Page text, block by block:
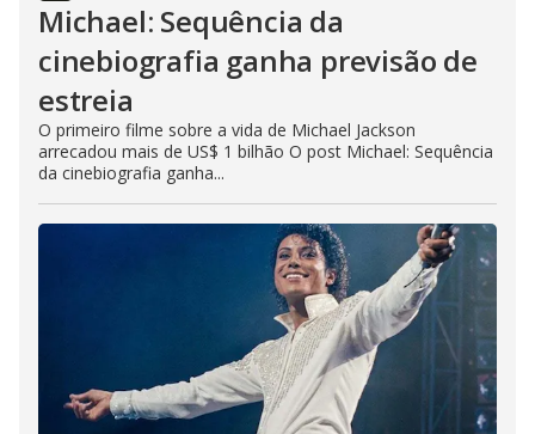
Michael: Sequência da
cinebiografia ganha previsão de
estreia
O primeiro filme sobre a vida de Michael Jackson
arrecadou mais de US$ 1 bilhão O post Michael: Sequência
da cinebiografia ganha...